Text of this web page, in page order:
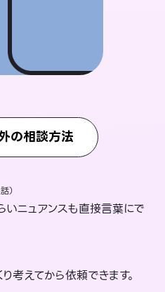
の相談方法
）
いニュアンスも直接言葉にで
考えてから依頼できます。